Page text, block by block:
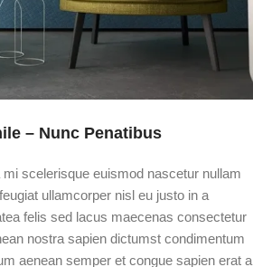
– Nunc Penatibus
scelerisque euismod nascetur nullam
ullamcorper nisl eu justo in a
felis sed lacus maecenas consectetur
nostra sapien dictumst condimentum
aenean semper et congue sapien erat a